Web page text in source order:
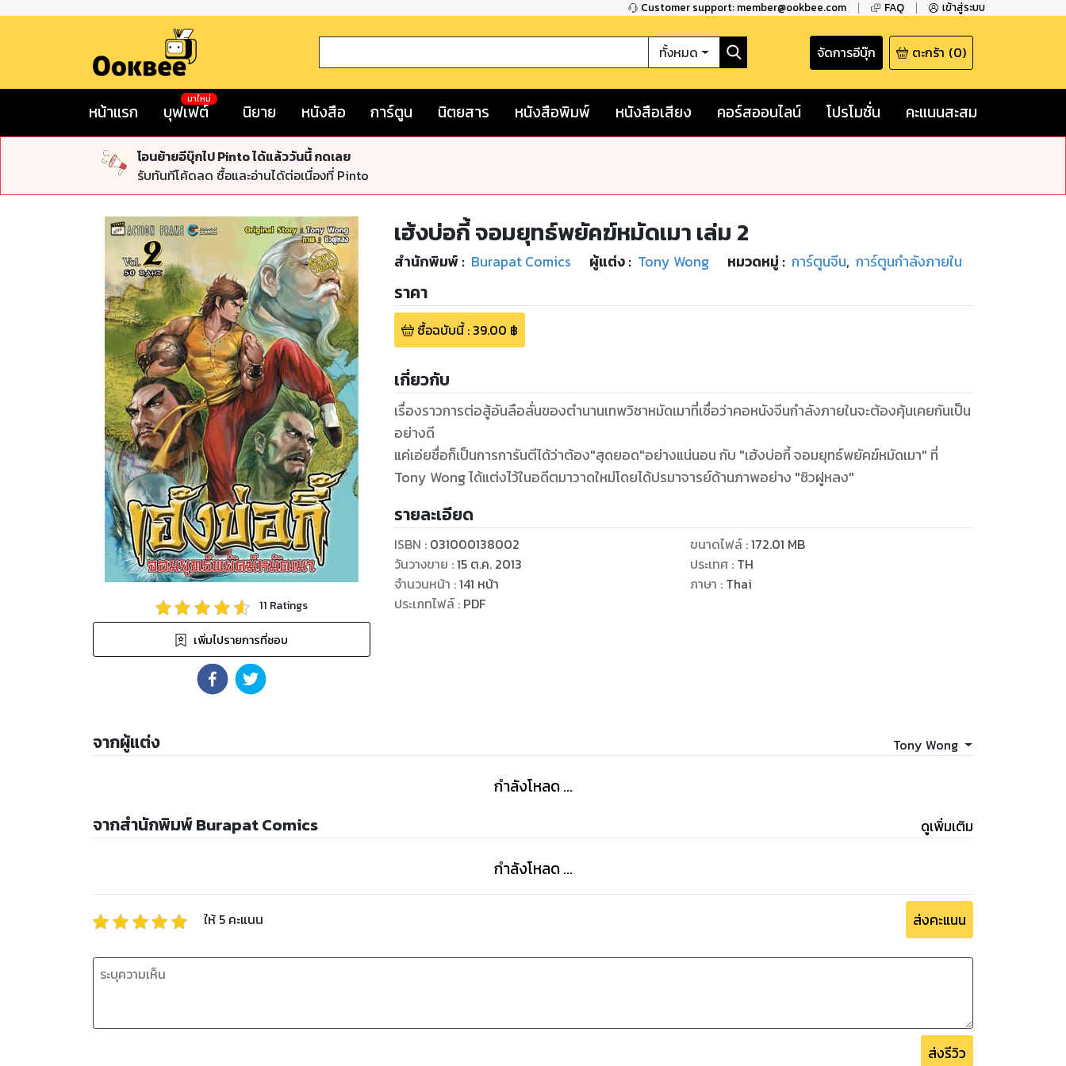
Customer support: member@ookbee.com FAQ เข้าสู่ระบบ
ทั้งหมด จัดการอีบุ๊ก ตะกร้า (0)
หน้าแรก บุฟเฟต์
มาใหม่
นิยาย หนังสือ การ์ตูน นิตยสาร หนังสือพิมพ์ หนังสือเสียง คอร์สออนไลน์ โปรโมชั่น คะแนนสะสม
โอนย้ายอีบุ๊กไป Pinto ได้แล้ววันนี้ กดเลย
รับทันทีโค้ดลด ซื้อและอ่านได้ต่อเนื่องที่ Pinto
11 Ratings
เพิ่มไปรายการที่ชอบ
เฮ้งบ่อกี้ จอมยุทธ์พยัคฆ์หมัดเมา เล่ม 2
สำนักพิมพ์ : Burapat Comics ผู้แต่ง : Tony Wong หมวดหมู่ : การ์ตูนจีน, การ์ตูนกำลังภายใน
ราคา
ซื้อฉบับนี้: 39.00 ฿
เกี่ยวกับ
เรื่องราวการต่อสู้อันลือลั่นของตำนานเทพวิชาหมัดเมาที่เชื่อว่าคอหนังจีนกำลังภายในจะต้องคุ้นเคยกันเป็น
อย่างดี
แค่เอ่ยชื่อก็เป็นการการันตีได้ว่าต้อง"สุดยอด"อย่างแน่นอน กับ "เฮ้งบ่อกี้ จอมยุทธ์พยัคฆ์หมัดเมา" ที่
Tony Wong ได้แต่งไว้ในอดีตมาวาดใหม่โดยได้ปรมาจารย์ด้านภาพอย่าง "ซิวฝูหลง"
รายละเอียด
ISBN : 031000138002
วันวางขาย :15 ต.ค. 2013
จำนวนหน้า :141 หน้า
ประเภทไฟล์: PDF
ขนาดไฟล์:172.01 MB
ประเทศ : TH
ภาษา : Thai
จากผู้แต่ง Tony Wong
กำลังโหลด ...
จากสำนักพิมพ์ Burapat Comics ดูเพิ่มเติม
กำลังโหลด ...
ให้ 5 คะแนน ส่งคะแนน
ส่งรีวิว